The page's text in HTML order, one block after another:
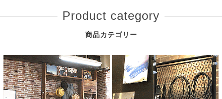
Product category
商品カテゴリー